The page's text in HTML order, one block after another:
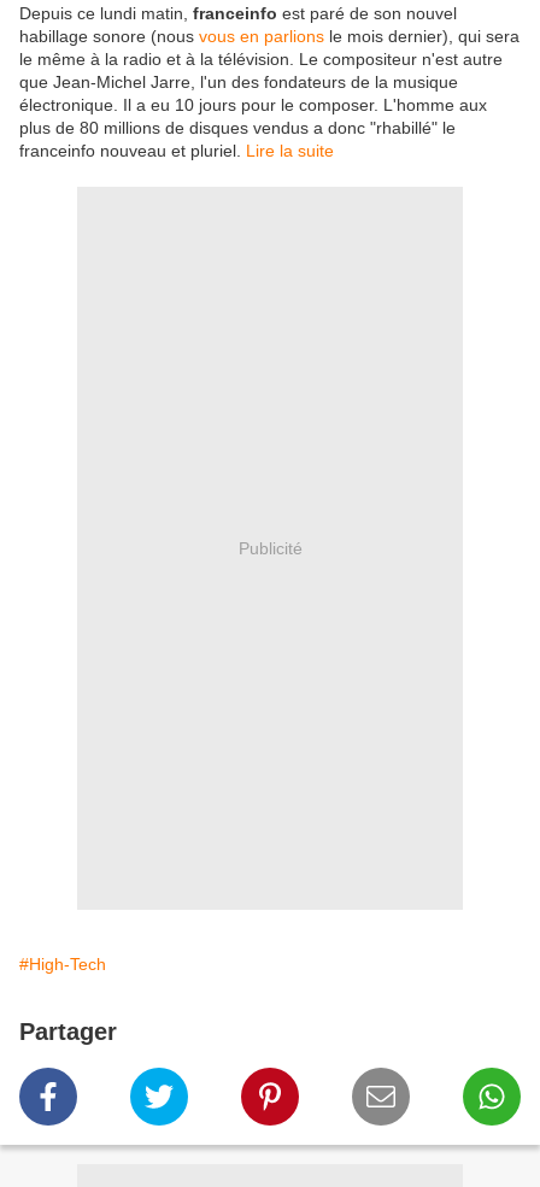
Depuis ce lundi matin, franceinfo est paré de son nouvel
habillage sonore (nous vous en parlions le mois dernier), qui sera
le même à la radio et à la télévision. Le compositeur n'est autre
que Jean-Michel Jarre, l'un des fondateurs de la musique
électronique. Il a eu 10 jours pour le composer. L'homme aux
plus de 80 millions de disques vendus a donc "rhabillé" le
franceinfo nouveau et pluriel. Lire la suite
Publicité
#High-Tech
Partager